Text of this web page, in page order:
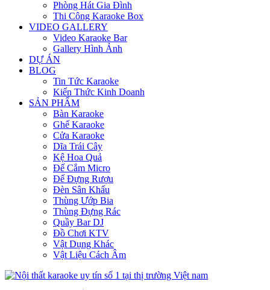
Phòng Hát Gia Đình
Thi Công Karaoke Box
VIDEO GALLERY
Video Karaoke Bar
Gallery Hình Ảnh
DỰ ÁN
BLOG
Tin Tức Karaoke
Kiến Thức Kinh Doanh
SẢN PHẨM
Bàn Karaoke
Ghế Karaoke
Cửa Karaoke
Dĩa Trái Cây
Kệ Hoa Quả
Đế Cắm Micro
Đế Đựng Rượu
Đèn Sân Khấu
Thùng Ướp Bia
Thùng Đựng Rác
Quầy Bar DJ
Đồ Chơi KTV
Vật Dụng Khác
Vật Liệu Cách Âm